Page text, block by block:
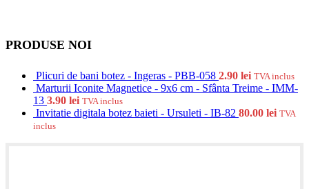
PRODUSE NOI
Plicuri de bani botez - Ingeras - PBB-058 2.90 lei TVA inclus
Marturii Iconite Magnetice - 9x6 cm - Sfânta Treime - IMM-
13 3.90 lei TVA inclus
Invitatie digitala botez baieti - Ursuleti - IB-82 80.00 lei TVA
inclus